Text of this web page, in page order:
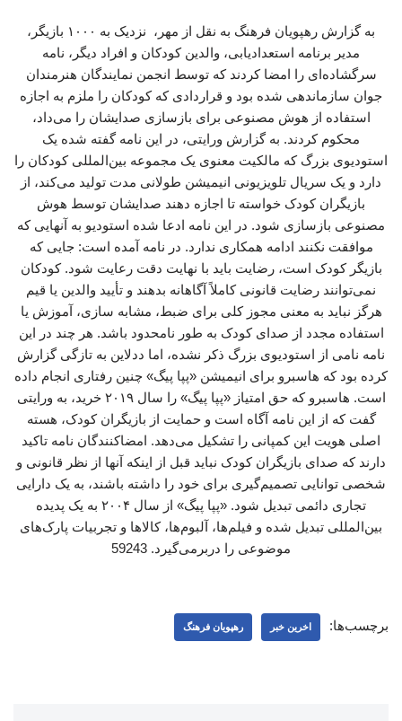
به گزارش رهپویان فرهنگ به نقل از مهر، نزدیک به ۱۰۰۰ بازیگر،
مدیر برنامه استعدادیابی، والدین کودکان و افراد دیگر، نامه
سرگشاده‌ای را امضا کردند که توسط انجمن نمایندگان هنرمندان
جوان سازماندهی شده بود و قراردادی که کودکان را ملزم به اجازه
استفاده از هوش مصنوعی برای بازسازی صدایشان را می‌داد،
محکوم کردند. به گزارش ورایتی، در این نامه گفته شده یک
استودیوی بزرگ که مالکیت معنوی یک مجموعه بین‌المللی کودکان را
دارد و یک سریال تلویزیونی انیمیشن طولانی مدت تولید می‌کند، از
بازیگران کودک خواسته تا اجازه دهند صدایشان توسط هوش
مصنوعی بازسازی شود. در این نامه ادعا شده استودیو به آنهایی که
موافقت نکنند ادامه همکاری ندارد. در نامه آمده است: جایی که
بازیگر کودک است، رضایت باید با نهایت دقت رعایت شود. کودکان
نمی‌توانند رضایت قانونی کاملاً آگاهانه بدهند و تأیید والدین یا قیم
هرگز نباید به معنی مجوز کلی برای ضبط، مشابه سازی، آموزش یا
استفاده مجدد از صدای کودک به طور نامحدود باشد. هر چند در این
نامه نامی از استودیوی بزرگ ذکر نشده، اما ددلاین به تازگی گزارش
کرده بود که هاسبرو برای انیمیشن «پپا پیگ» چنین رفتاری انجام داده
است. هاسبرو که حق امتیاز «پپا پیگ» را سال ۲۰۱۹ خرید، به ورایتی
گفت که از این نامه آگاه است و حمایت از بازیگران کودک، هسته
اصلی هویت این کمپانی را تشکیل می‌دهد. امضاکنندگان نامه تاکید
دارند که صدای بازیگران کودک نباید قبل از اینکه آنها از نظر قانونی و
شخصی توانایی تصمیم‌گیری برای خود را داشته باشند، به یک دارایی
تجاری دائمی تبدیل شود. «پپا پیگ» از سال ۲۰۰۴ به یک پدیده
بین‌المللی تبدیل شده و فیلم‌ها، آلبوم‌ها، کالاها و تجربیات پارک‌های
موضوعی را دربرمی‌گیرد. 59243
برچسب‌ها: اخرین خبر رهپویان فرهنگ